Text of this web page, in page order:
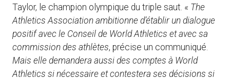
Taylor, le champion olympique du triple saut. « The
Athletics Association ambitionne d’établir un dialogue
positif avec le Conseil de World Athletics et avec sa
commission des athlètes, précise un communiqué.
Mais elle demandera aussi des comptes à World
Athletics si nécessaire et contestera ses décisions si